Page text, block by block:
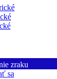
zraku
sa